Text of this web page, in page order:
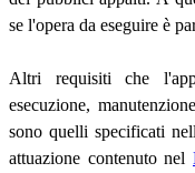
se l'opera da eseguire è
Altri requisiti che
esecuzione,
sono quelli specificati
attuazione contenuto nel